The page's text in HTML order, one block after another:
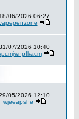
18/06/2026 06:27
07/2026 10:40
05/2026 12:10
wjeeapshe